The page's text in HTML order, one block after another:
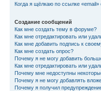
Когда я щёлкаю по ссылке
Создание сообщений
Как мне создать тему в форуме?
Как мне отредактировать или
Как мне добавить подпись к
Как мне создать опрос?
Почему я не могу добавить
Как мне отредактировать или
Почему мне недоступны
Почему я не могу добавлять
Почему я получил